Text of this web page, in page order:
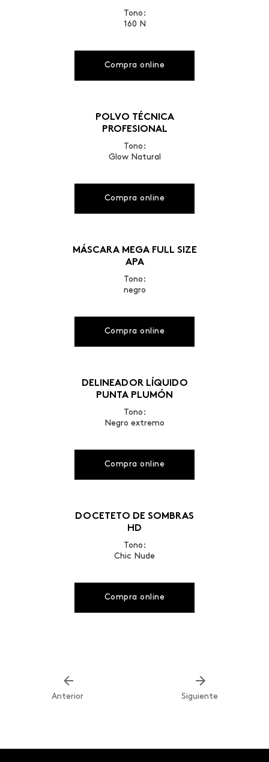
Tono:
160 N
Compra online
POLVO TÉCNICA
PROFESIONAL
Tono:
Glow Natural
Compra online
MÁSCARA MEGA FULL SIZE
APA
Tono:
negro
Compra online
DELINEADOR LÍQUIDO
PUNTA PLUMÓN
Tono:
Negro extremo
Compra online
DOCETETO DE SOMBRAS
HD
Tono:
Chic Nude
Compra online
Anterior Siguiente